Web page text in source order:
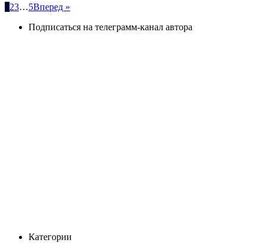
Пагинация
записей
1 23…5Вперед »
Подписаться на телеграмм-канал автора
Категории